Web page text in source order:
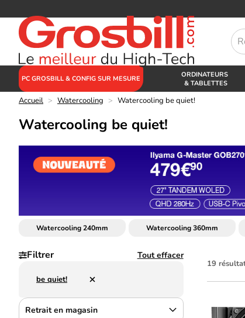
PC GROSBILL & CONFIG SUR MESURE
ORDINATEURS
& TABLETTES
Accueil > Watercooling > Watercooling be quiet!
Watercooling be quiet!
Watercooling 240mm Watercooling 360mm
Filtrer Tout effacer
be quiet!
Retrait en magasin
19